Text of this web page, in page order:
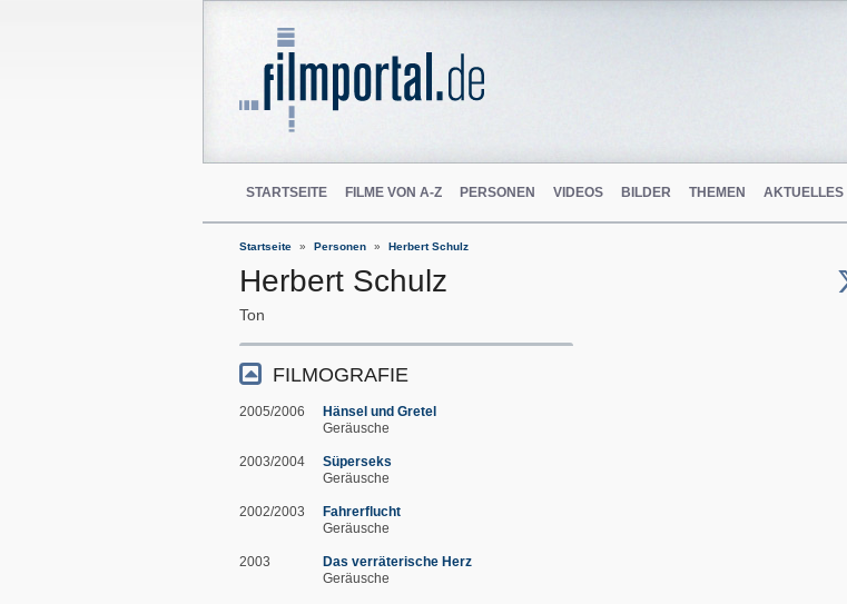
STARTSEITE FILME VON A-Z PERSONEN VIDEOS BILDER THEMEN AKTUELLES
Startseite Personen Herbert Schulz
Herbert Schulz
Ton
FILMOGRAFIE
2005/2006
Hänsel und Gretel
Geräusche
2003/2004
Süperseks
Geräusche
2002/2003
Fahrerflucht
Geräusche
2003
Das verräterische Herz
Geräusche